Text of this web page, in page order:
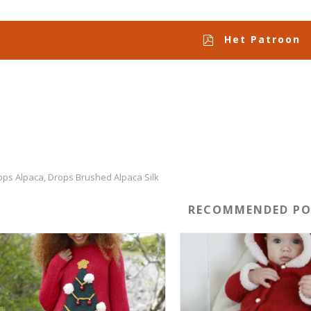
Het Patroon
Alpaca, Drops Brushed Alpaca Silk
RECOMMENDED